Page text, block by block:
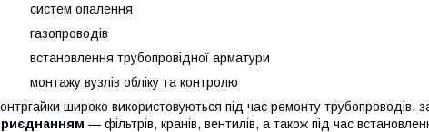
систем опалення
газопроводів
встановлення трубопровідної арматури
монтажу вузлів обліку та контролю
широко використовуються під час ремонту трубопроводів,
— фільтрів, кранів, вентилів, а також під час